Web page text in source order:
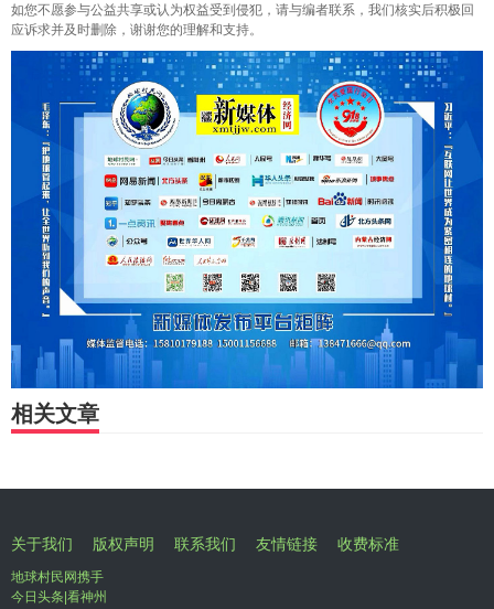
如您不愿参与公益共享或认为权益受到侵犯，请与编者联系，我们核实后积极回
应诉求并及时删除，谢谢您的理解和支持。
相关文章
关于我们 版权声明 联系我们 友情链接 收费标准
地球村民网携手
今日头条|看神州